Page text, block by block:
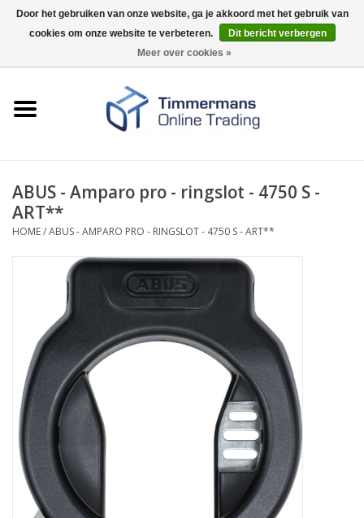
0 Artikelen - €0,00
Merken
ABUS - Amparo pro - ringslot - 4750 S -
ART**
HOME/ABUS - AMPARO PRO - RINGSLOT - 4750 S - ART**
Door het gebruiken van onze website, ga je akkoord met het gebruik van
cookies om onze website te verbeteren.
Dit bericht verbergen
Meer over cookies »